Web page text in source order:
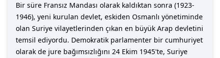
Bir süre Fransız Mandası olarak kaldıktan sonra (1923-
1946), yeni kurulan devlet, eskiden Osmanlı yönetiminde
olan Suriye vilayetlerinden çıkan en büyük Arap devletini
temsil ediyordu. Demokratik parlamenter bir cumhuriyet
olarak de jure bağımsızlığını 24 Ekim 1945'te, Suriye